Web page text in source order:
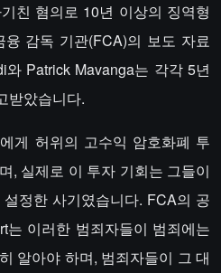
친 혐의로 10년 이상의 징역형
감독 기관(FCA)의 보도 자료
Patrick Mavanga는 각각 5년
받았습니다.
게 허위의 고수익 암호화폐 투
, 실제로 이 투자 기회는 그들이
정한 사기였습니다. FCA의 공
는 이러한 범죄자들이 범죄에는
알아야 하며, 범죄자들이 그 대